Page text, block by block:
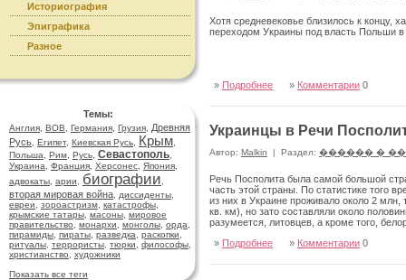
Историография
Эпиграфика
Разное
Темы:
Англия ВОВ Германия Грузия
Древняя
Русь Египет, Киевская Русь Крым
Польша
Рим Русь Севастополь
Украина
Франция Херсонес Япония
адвокаты арии биографии
вторая мировая война диссиденты
евреи
зороастризм катастрофы
крымские татары масоны мировое
правительство
монархи монголы орда
пирамиды пираты разведка раскопки
ритуалы террористы тюрки философы
христианство
художники
Показать все теги
Хотя средневековье близилось к концу,
переходом Украины под власть Польши в
» Подробнее » Комментарии 0
Украинцы в Речи
Автор: Malkin | Раздел: ������ �
Речь Посполита была самой большой
часть этой страны. По статисти­ке того
из них в Украине проживало около 2
кв. км), но зато составляли около
разумеется, литовцев, а кроме того,
» Подробнее » Комментарии 0